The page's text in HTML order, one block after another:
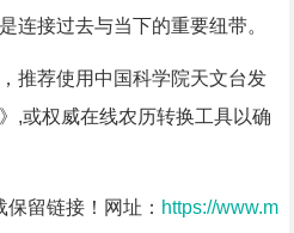
连接过去与当下的重要纽带。
推荐使用中国科学院天文台发
,或权威在线农历转换工具以确
保留链接！网址： https://www.m